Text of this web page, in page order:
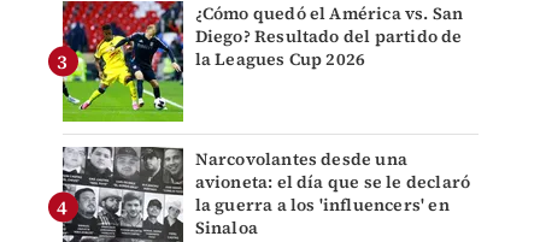
¿Cómo quedó el América vs. San
Diego? Resultado del partido de
la Leagues Cup 2026
Narcovolantes desde una
avioneta: el día que se le declaró
la guerra a los 'influencers' en
Sinaloa